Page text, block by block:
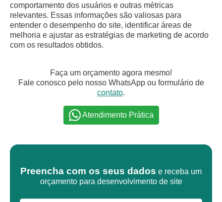
Preencha com os seus dados e receba um
orçamento para desenvolvimento de site
comportamento dos usuários e outras métricas
relevantes. Essas informações são valiosas para
entender o desempenho do site, identificar áreas de
melhoria e ajustar as estratégias de marketing de acordo
com os resultados obtidos.
Faça um orçamento agora mesmo!
Fale conosco pelo nosso WhatsApp ou formulário de
contato.
Atendimento Prática